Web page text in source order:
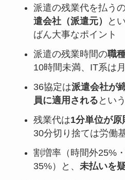
派遣の残業代を払う
遣会社（派遣元）
と
ばん大事なポイント
派遣の残業時間の職
10時間未満、IT系は
36協定は派遣会社が
員に適用される とい
残業代は1分単位が原
30分切り捨ては労働
割増率（時間外25%
35%）と、 未払いを